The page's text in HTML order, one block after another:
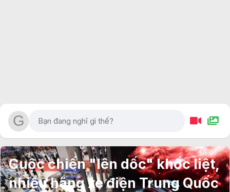
Cuộc chiến "lên dốc" khốc liệt,
nhiều hãng xe điện Trung Quốc